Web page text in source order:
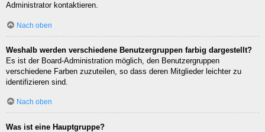
Administrator kontaktieren.
Nach oben
Weshalb werden verschiedene Benutzergruppen farbig dargestellt?
Es ist der Board-Administration möglich, den Benutzergruppen
verschiedene Farben zuzuteilen, so dass deren Mitglieder leichter zu
identifizieren sind.
Nach oben
Was ist eine Hauptgruppe?